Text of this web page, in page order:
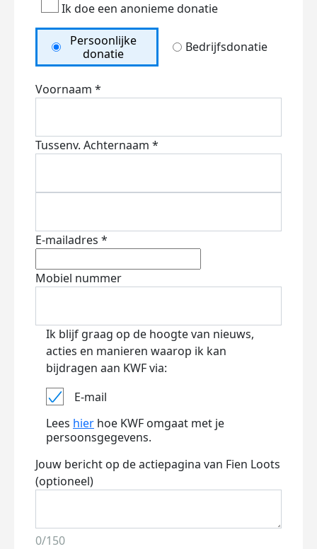
Ik doe een anonieme donatie
Persoonlijke
donatie
Bedrijfsdonatie
Voornaam *
Tussenv. Achternaam *
E-mailadres *
Mobiel nummer
Ik blijf graag op de hoogte van nieuws,
acties en manieren waarop ik kan
bijdragen aan KWF via:
E-mail
Lees hier hoe KWF omgaat met je
persoonsgegevens.
Jouw bericht op de actiepagina van Fien Loots
(optioneel)
0/150